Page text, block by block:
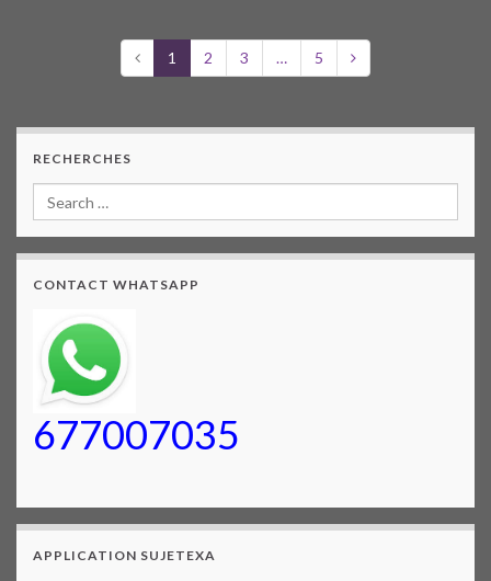
1 2 3 … 5
RECHERCHES
CONTACT WHATSAPP
677007035
APPLICATION SUJETEXA